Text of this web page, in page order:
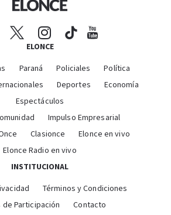
ELONCE
Paraná Policiales
Política
Deportes
Economía
Espectáculos
Impulso Empresarial
Clasionce
Elonce en vivo
Elonce Radio en vivo
INSTITUCIONAL
Términos y Condiciones
de Participación
Contacto